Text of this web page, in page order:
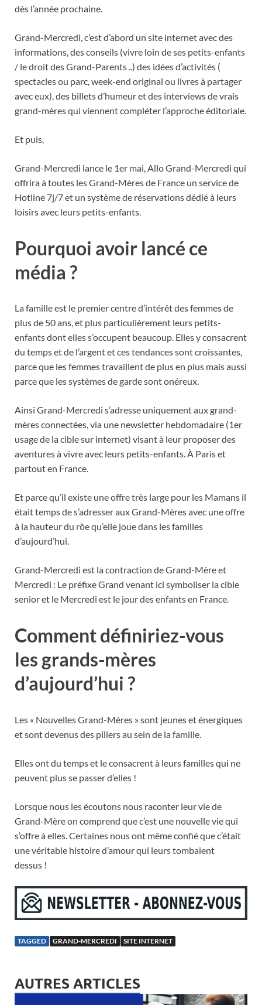
dès l’année prochaine.
Grand-Mercredi, c’est d’abord un site internet avec des
informations, des conseils (vivre loin de ses petits-enfants
/ le droit des Grand-Parents ..) des idées d’activités (
spectacles ou parc, week-end original ou livres à partager
avec eux), des billets d’humeur et des interviews de vrais
grand-mères qui viennent compléter l’approche éditoriale.
Et puis,
Grand-Mercredi lance le 1er mai, Allo Grand-Mercredi qui
offrira à toutes les Grand-Mères de France un service de
Hotline 7j/7 et un système de réservations dédié à leurs
loisirs avec leurs petits-enfants.
Pourquoi avoir lancé ce
média ?
La famille est le premier centre d’intérêt des femmes de
plus de 50 ans, et plus particulièrement leurs petits-
enfants dont elles s’occupent beaucoup. Elles y consacrent
du temps et de l’argent et ces tendances sont croissantes,
parce que les femmes travaillent de plus en plus mais aussi
parce que les systèmes de garde sont onéreux.
Ainsi Grand-Mercredi s’adresse uniquement aux grand-
mères connectées, via une newsletter hebdomadaire (1er
usage de la cible sur internet) visant à leur proposer des
aventures à vivre avec leurs petits-enfants. À Paris et
partout en France.
Et parce qu’il existe une offre très large pour les Mamans il
était temps de s’adresser aux Grand-Mères avec une offre
à la hauteur du rôe qu’elle joue dans les familles
d’aujourd’hui.
Grand-Mercredi est la contraction de Grand-Mère et
Mercredi : Le préfixe Grand venant ici symboliser la cible
senior et le Mercredi est le jour des enfants en France.
Comment définiriez-vous
les grands-mères
d’aujourd’hui ?
Les « Nouvelles Grand-Mères » sont jeunes et énergiques
et sont devenus des piliers au sein de la famille.
Elles ont du temps et le consacrent à leurs familles qui ne
peuvent plus se passer d’elles !
Lorsque nous les écoutons nous raconter leur vie de
Grand-Mère on comprend que c’est une nouvelle vie qui
s’offre à elles. Certaines nous ont même confié que c’était
une véritable histoire d’amour qui leurs tombaient
dessus !
TAGGED GRAND-MERCREDI SITE INTERNET
AUTRES ARTICLES